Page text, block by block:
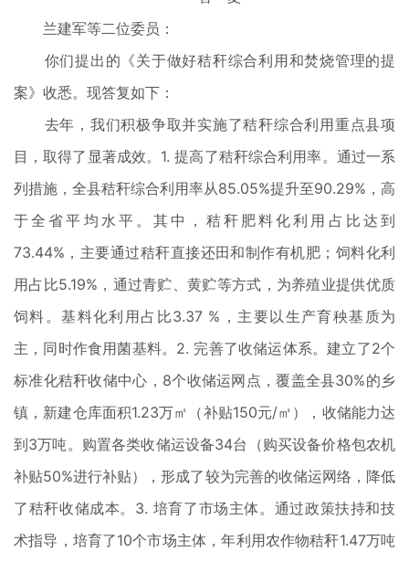
兰建军等二位委员：
你们提出的《关于做好秸秆综合利用和焚烧管理的提
案》收悉。现答复如下：
去年，我们积极争取并实施了秸秆综合利用重点县项
目，取得了显著成效。1. 提高了秸秆综合利用率。通过一系
列措施，全县秸秆综合利用率从85.05%提升至90.29%，高
于全省平均水平。其中，秸秆肥料化利用占比达到
73.44%，主要通过秸秆直接还田和制作有机肥；饲料化利
用占比5.19%，通过青贮、黄贮等方式，为养殖业提供优质
饲料。基料化利用占比3.37 %，主要以生产育秧基质为
主，同时作食用菌基料。2. 完善了收储运体系。建立了2个
标准化秸秆收储中心，8个收储运网点，覆盖全县30%的乡
镇，新建仓库面积1.23万㎡（补贴150元/㎡），收储能力达
到3万吨。购置各类收储运设备34台（购买设备价格包农机
补贴50%进行补贴），形成了较为完善的收储运网络，降低
了秸秆收储成本。3. 培育了市场主体。通过政策扶持和技
术指导，培育了10个市场主体，年利用农作物秸秆1.47万吨